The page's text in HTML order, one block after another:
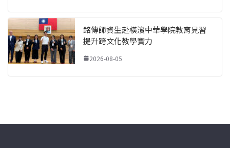
銘傳師資生赴橫濱中華學院教育見習
提升跨文化教學實力
2026-08-05